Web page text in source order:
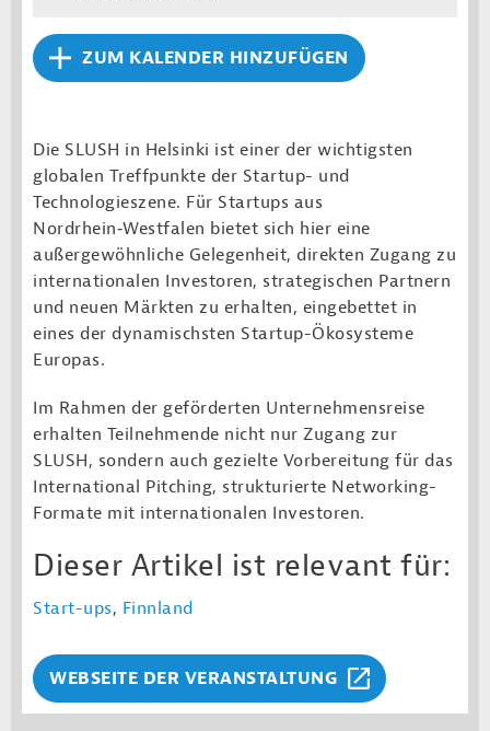
ZUM KALENDER HINZUFÜGEN
Die SLUSH in Helsinki ist einer der wichtigsten
globalen Treffpunkte der Startup- und
Technologieszene. Für Startups aus
Nordrhein‑Westfalen bietet sich hier eine
außergewöhnliche Gelegenheit, direkten Zugang zu
internationalen Investoren, strategischen Partnern
und neuen Märkten zu erhalten, eingebettet in
eines der dynamischsten Startup-Ökosysteme
Europas.
Im Rahmen der geförderten Unternehmensreise
erhalten Teilnehmende nicht nur Zugang zur
SLUSH, sondern auch gezielte Vorbereitung für das
International Pitching, strukturierte Networking-
Formate mit internationalen Investoren.
Dieser Artikel ist relevant für:
Start-ups, Finnland
WEBSEITE DER VERANSTALTUNG